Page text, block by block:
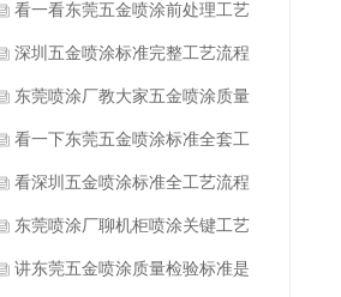
艺流程有哪些方面？
看一看东莞五金喷涂前处理工艺
有哪些？
深圳五金喷涂标准完整工艺流程
是什么？
东莞喷涂厂教大家五金喷涂质量
如何检验？
看一下东莞五金喷涂标准全套工
艺流程是什么？
看深圳五金喷涂标准全工艺流程
都有哪些方面？
东莞喷涂厂聊机柜喷涂关键工艺
要求是什么？
讲东莞五金喷涂质量检验标准是